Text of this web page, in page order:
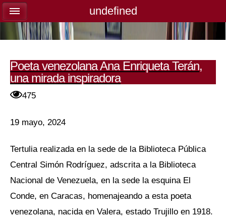
Poeta venezolana Ana Enriqueta Terán,
una mirada inspiradora
475
19 mayo, 2024
Tertulia realizada en la sede de la Biblioteca Pública
Central Simón Rodríguez, adscrita a la Biblioteca
Nacional de Venezuela, en la sede la esquina El
Conde, en Caracas, homenajeando a esta poeta
venezolana, nacida en Valera, estado Trujillo en 1918.
undefined
undefined